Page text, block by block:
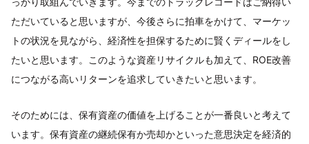
ただいていると思いますが、今後さらに拍車をかけて、マーケッ
トの状況を見ながら、経済性を担保するために賢くディールをし
たいと思います。このような資産リサイクルも加えて、ROE改善
につながる高いリターンを追求していきたいと思います。
そのためには、保有資産の価値を上げることが一番良いと考えて
います。保有資産の継続保有か売却かといった意思決定を経済的